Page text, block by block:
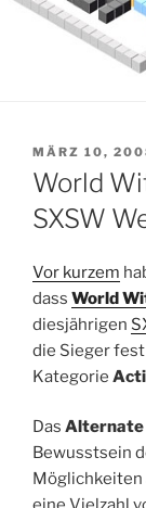
AM
MÄRZ 10,
World
SXSW
Vor kurzem
dass World
diesjährigen
die Sieger
Kategorie
Das Alternate
Bewusstsein
Möglichkeiten